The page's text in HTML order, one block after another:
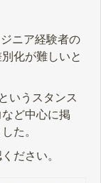
ニア経験者の
化が難しいと
いうスタンス
ど中心に掲
た。
ださい。